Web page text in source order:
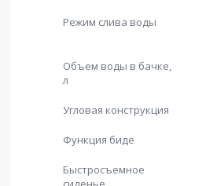
Режим слива воды
Объем воды в бачке,
л
Угловая конструкция
Функция биде
Быстросъемное